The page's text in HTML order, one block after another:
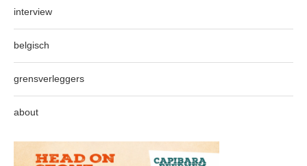
interview
belgisch
grensverleggers
about